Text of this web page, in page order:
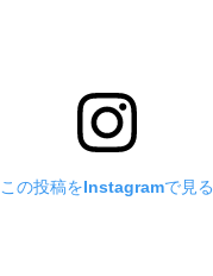
この投稿をInstagramで見る